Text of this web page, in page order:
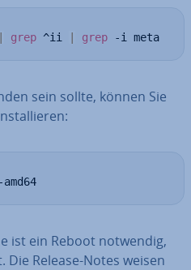
grep ^ii grep -i meta
sein sollte, können Sie
ist ein Reboot notwendig,
Release-Notes weisen